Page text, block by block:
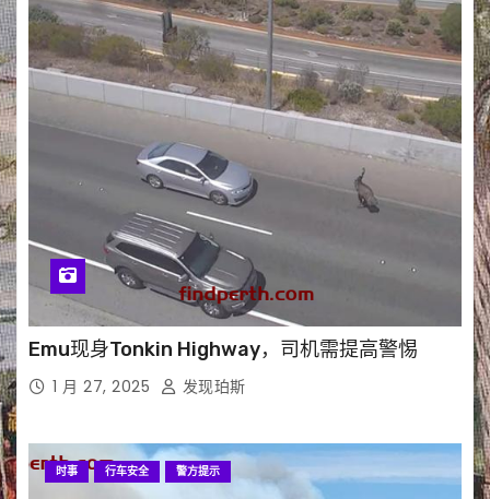
Emu现身Tonkin Highway，司机需提高警惕
1 月 27, 2025 发现珀斯
时事 行车安全 警方提示